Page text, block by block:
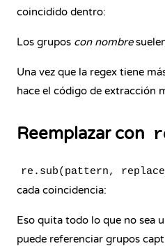
coincidido dentro:
Los grupos con nombre
Una vez que la regex tiene
hace el código de extracción
Reemplazar con
re.sub(pattern,
cada coincidencia:
Eso quita todo lo que no sea
puede referenciar grupos